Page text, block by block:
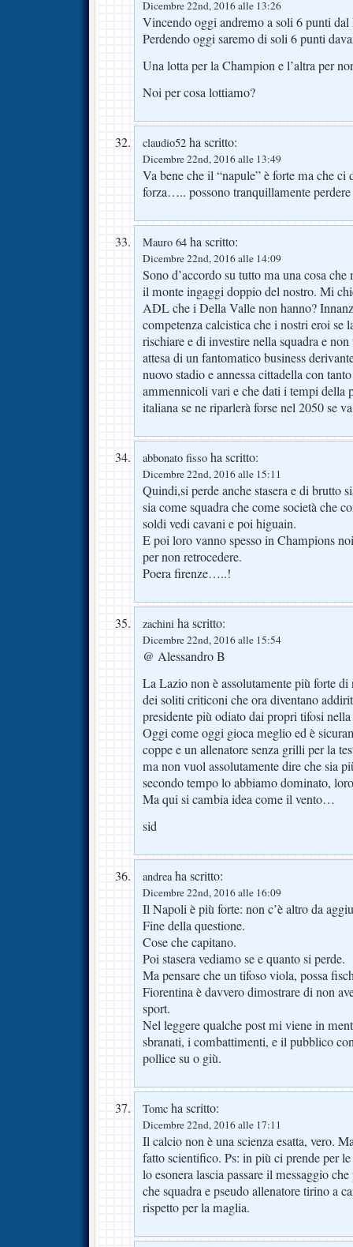
Dicembre 22nd, 2016 alle 13:26
Vincendo oggi andremo a soli 6 punti
Perdendo oggi saremo di soli 6 punti
Una lotta per la Champion e l’altra per
Noi per cosa lottiamo?
claudio52 ha scritto:
Dicembre 22nd, 2016 alle 13:49
Va bene che il “napule” è forte ma che ci
forza….. possono tranquillamente perdere
Mauro 64 ha scritto:
Dicembre 22nd, 2016 alle 14:09
Sono d’accordo su tutto ma una cosa
il monte ingaggi doppio del nostro. Mi
ADL che i Della Valle non hanno?
competenza calcistica che i nostri eroi se
rischiare e di investire nella squadra e
attesa di un fantomatico business
nuovo stadio e annessa cittadella con
ammennicoli vari e che dati i tempi della
italiana se ne riparlerà forse nel 2050 se
abbonato fisso ha scritto:
Dicembre 22nd, 2016 alle 15:11
Quindi,si perde anche stasera e di brutto
sia come squadra che come società che
soldi vedi cavani e poi higuain.
E poi loro vanno spesso in Champions
per non retrocedere.
Poera firenze…..!
zachini ha scritto:
Dicembre 22nd, 2016 alle 15:54
@ Alessandro B
La Lazio non è assolutamente più forte di
dei soliti criticoni che ora diventano
presidente più odiato dai propri tifosi
Oggi come oggi gioca meglio ed è
coppe e un allenatore senza grilli per la
ma non vuol assolutamente dire che sia
secondo tempo lo abbiamo dominato,
Ma qui si cambia idea come il vento…
sid
andreaha scritto:
Dicembre 22nd, 2016 alle 16:09
Il Napoli è più forte: non c’è altro da
Fine della questione.
Cose che capitano.
Poi stasera vediamo se e quanto si perde.
Ma pensare che un tifoso viola, possa
Fiorentina è davvero dimostrare di non
sport.
Nel leggere qualche post mi viene in
sbranati, i combattimenti, e il pubblico
pollice su o giù.
Tomc ha scritto:
Dicembre 22nd, 2016 alle 17:11
Il calcio non è una scienza esatta, vero.
fatto scientifico. Ps: in più ci prende per
lo esonera lascia passare il messaggio
che squadra e pseudo allenatore tirino a
rispetto per la maglia.